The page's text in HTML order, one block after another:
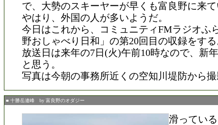
で、大勢のスキーヤーが早くも富良野に来
やはり、外国の人が多いようだ。
今日はこれから、コミュニティFMラジオふ
野おしゃべり日和」の第20回目の収録をす
放送日は来年の7日(火)午前10時なので、新
と思う。
写真は今朝の事務所近くの空知川堤防から
■ 十勝岳連峰 by 富良野のオダジー
滑ってい